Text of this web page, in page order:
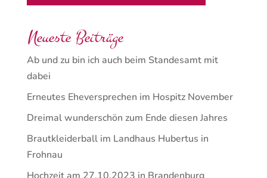
Neueste Beiträge
Ab und zu bin ich auch beim Standesamt mit
dabei
Erneutes Eheversprechen im Hospitz November
Dreimal wunderschön zum Ende diesen Jahres
Brautkleiderball im Landhaus Hubertus in
Frohnau